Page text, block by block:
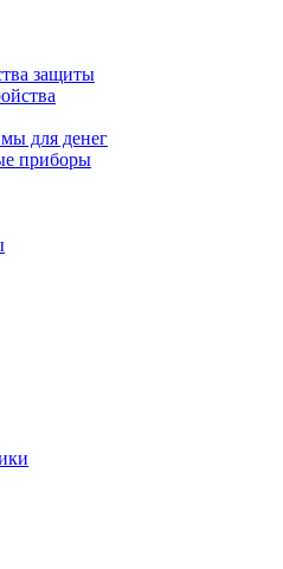
защиты
для денег
приборы